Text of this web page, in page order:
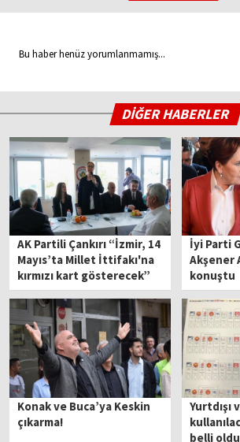
Bu haber henüz yorumlanmamış...
DİĞER HABERLER
AK Partili Çankırı “İzmir, 14
Mayıs’ta Millet İttifakı'na
kırmızı kart gösterecek”
İyi Parti
Akşener
konuştu
Konak ve Buca’ya Keskin
çıkarma!
belli oldu